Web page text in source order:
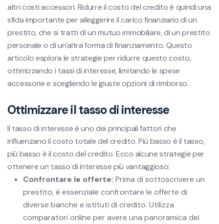
altri costi accessori. Ridurre il costo del credito è quindi una
sfida importante per alleggerire il carico finanziario di un
prestito, che si tratti di un mutuo immobiliare, di un prestito
personale o di un'altra forma di finanziamento. Questo
articolo esplora le strategie per ridurre questo costo,
ottimizzando i tassi di interesse, limitando le spese
accessorie e scegliendo le giuste opzioni di rimborso.
Ottimizzare il tasso di interesse
Il tasso di interesse è uno dei principali fattori che
influenzano il costo totale del credito. Più basso è il tasso,
più basso è il costo del credito. Ecco alcune strategie per
ottenere un tasso di interesse più vantaggioso:
Confrontare le offerte: Prima di sottoscrivere un
prestito, è essenziale confrontare le offerte di
diverse banche e istituti di credito. Utilizza
comparatori online per avere una panoramica dei